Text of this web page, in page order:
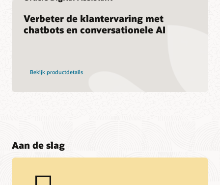
Verbeter de klantervaring met
chatbots en conversationele AI
Bekijk productdetails
Aan de slag